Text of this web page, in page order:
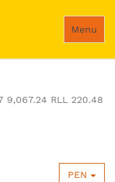
Menu
9,067.24 RLL 220.48
PEN